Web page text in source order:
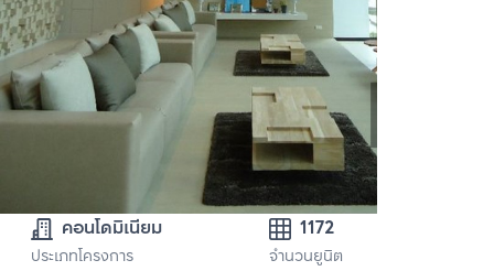
คอนโดมิเนียม
ประเภทโครงการ
1172
จำนวนยูนิต